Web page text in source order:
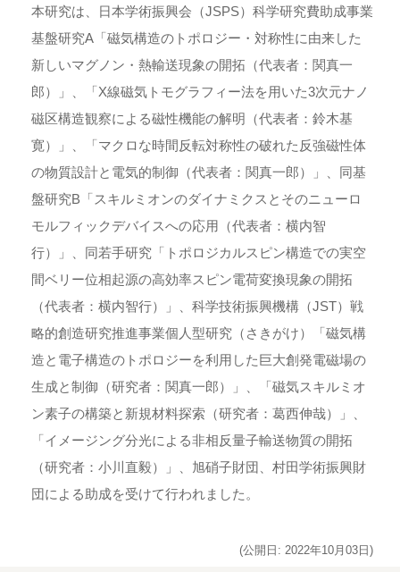
本研究は、日本学術振興会（JSPS）科学研究費助成事業
基盤研究A「磁気構造のトポロジー・対称性に由来した
新しいマグノン・熱輸送現象の開拓（代表者：関真一
郎）」、「X線磁気トモグラフィー法を用いた3次元ナノ
磁区構造観察による磁性機能の解明（代表者：鈴木基
寛）」、「マクロな時間反転対称性の破れた反強磁性体
の物質設計と電気的制御（代表者：関真一郎）」、同基
盤研究B「スキルミオンのダイナミクスとそのニューロ
モルフィックデバイスへの応用（代表者：横内智
行）」、同若手研究「トポロジカルスピン構造での実空
間ベリー位相起源の高効率スピン電荷変換現象の開拓
（代表者：横内智行）」、科学技術振興機構（JST）戦
略的創造研究推進事業個人型研究（さきがけ）「磁気構
造と電子構造のトポロジーを利用した巨大創発電磁場の
生成と制御（研究者：関真一郎）」、「磁気スキルミオ
ン素子の構築と新規材料探索（研究者：葛西伸哉）」、
「イメージング分光による非相反量子輸送物質の開拓
（研究者：小川直毅）」、旭硝子財団、村田学術振興財
団による助成を受けて行われました。
(公開日: 2022年10月03日)